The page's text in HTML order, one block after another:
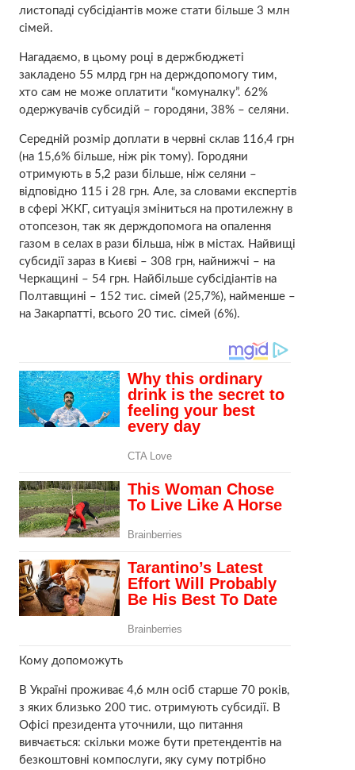
листопаді субсідіантів може стати більше 3 млн
сімей.
Нагадаємо, в цьому році в держбюджеті
закладено 55 млрд грн на держдопомогу тим,
хто сам не може оплатити “комуналку”. 62%
одержувачів субсидій – городяни, 38% – селяни.
Середній розмір доплати в червні склав 116,4 грн
(на 15,6% більше, ніж рік тому). Городяни
отримують в 5,2 рази більше, ніж селяни –
відповідно 115 і 28 грн. Але, за словами експертів
в сфері ЖКГ, ситуація зміниться на протилежну в
отопсезон, так як держдопомога на опалення
газом в селах в рази більша, ніж в містах. Найвищі
субсидії зараз в Києві – 308 грн, найнижчі – на
Черкащині – 54 грн. Найбільше субсідіантів на
Полтавщині – 152 тис. сімей (25,7%), найменше –
на Закарпатті, всього 20 тис. сімей (6%).
Кому допоможуть
В Україні проживає 4,6 млн осіб старше 70 років,
з яких близько 200 тис. отримують субсидії. В
Офісі президента уточнили, що питання
вивчається: скільки може бути претендентів на
безкоштовні компослуги, яку суму потрібно